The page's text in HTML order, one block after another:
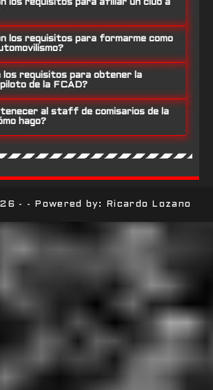
los requisitos para afiliar un club a
los requisitos para formarme como
los requisitos para obtener la
piloto de la FCAD?
al staff de comisarios de la
hago?
- - Powered by: Ricardo Lozano